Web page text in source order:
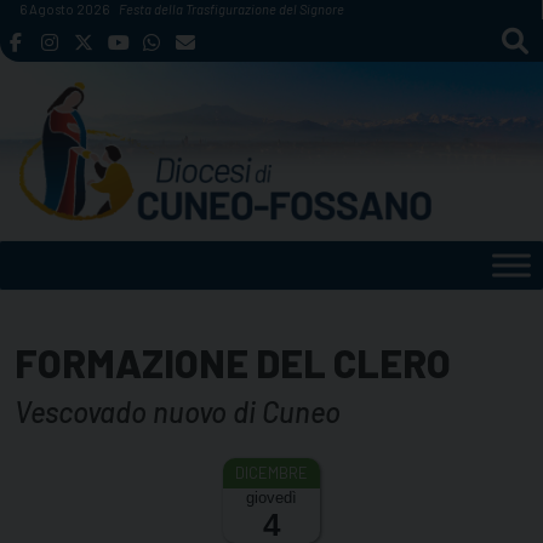
Skip
to
6 Agosto 2026 Festa della Trasfigurazione del Signore
FORMAZIONE DEL CLERO
Vescovado nuovo di Cuneo
giovedì
4